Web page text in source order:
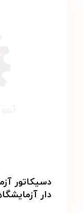
دسیکاتور
دار